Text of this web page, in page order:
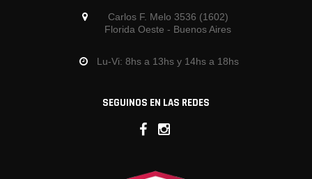
Carlos F. Melo 3536 (1602)
Florida Oeste - Buenos Aires
Lu-Vi: 8hs a 13hs y 14hs a 18hs
SEGUINOS EN LAS REDES